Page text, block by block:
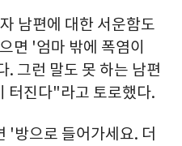
남편에 대한 서운함도
면 '엄마 밖에 폭염이
. 그런 말도 못 하는 남편
터진다"라고 토로했다.
'방으로 들어가세요. 더